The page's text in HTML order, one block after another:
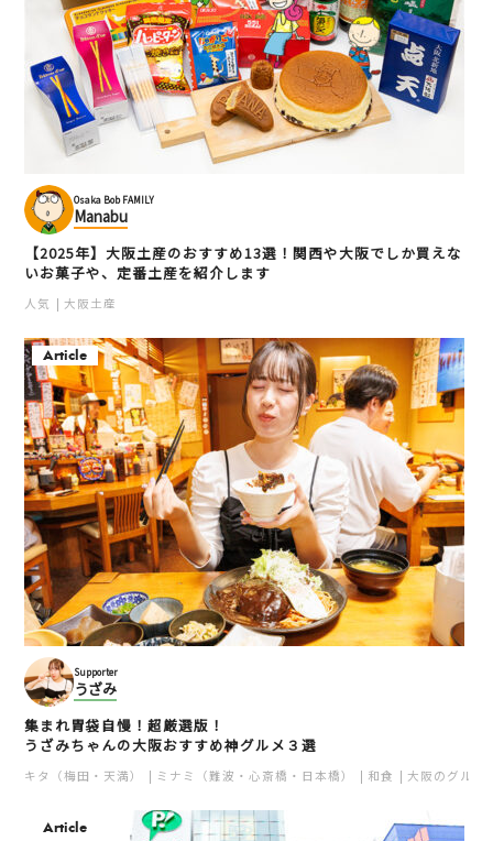
Osaka Bob FAMILY
Manabu
【2025年】大阪土産のおすすめ13選！関西や大阪でしか買えな
いお菓子や、定番土産を紹介します
人気 大阪土産
Article
Supporter
うざみ
集まれ胃袋自慢！超厳選版！
うざみちゃんの大阪おすすめ神グルメ３選
キタ（梅田・天満） ミナミ（難波・心斎橋・日本橋） 和食 大阪のグルメ
Article